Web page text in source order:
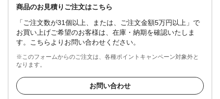
商品のお見積りご注文はこちら
「ご注文数が31個以上、または、ご注文金額5万円以上」で
お買い上げご希望のお客様は、在庫・納期を確認いたしま
す。こちらよりお問い合わせください。
※このフォームからのご注文は、各種ポイントキャンペーン対象外と
なります。
お問い合わせ